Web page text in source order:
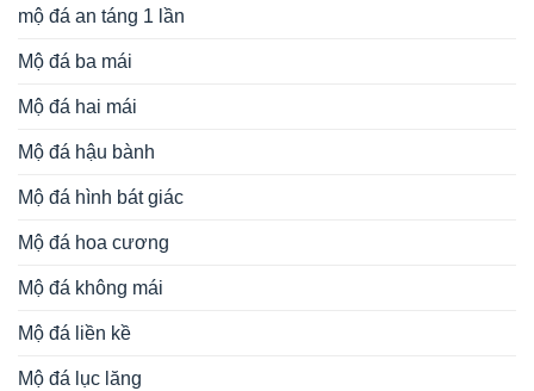
mộ đá an táng 1 lần
Mộ đá ba mái
Mộ đá hai mái
Mộ đá hậu bành
Mộ đá hình bát giác
Mộ đá hoa cương
Mộ đá không mái
Mộ đá liền kề
Mộ đá lục lăng